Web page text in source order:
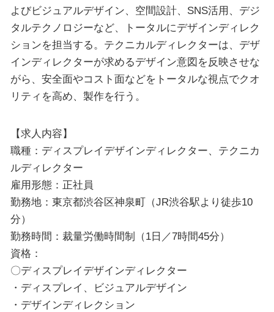
よびビジュアルデザイン、空間設計、SNS活用、デジ
タルテクノロジーなど、トータルにデザインディレク
ションを担当する。テクニカルディレクターは、デザ
インディレクターが求めるデザイン意図を反映させな
がら、安全面やコスト面などをトータルな視点でクオ
リティを高め、製作を行う。
【求人内容】
職種：ディスプレイデザインディレクター、テクニカ
ルディレクター
雇用形態：正社員
勤務地：東京都渋谷区神泉町（JR渋谷駅より徒歩10
分）
勤務時間：裁量労働時間制（1日／7時間45分）
資格：
〇ディスプレイデザインディレクター
・ディスプレイ、ビジュアルデザイン
・デザインディレクション